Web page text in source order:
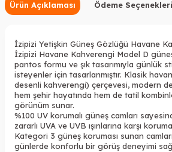
Ürün Açıklaması Ödeme Seçenekleri
İzipizi Yetişkin Güneş Gözlüğü Havane
İzipizi Havane Kahverengi Model D
pantos formu ve şık tasarımıyla günlük
isteyenler için tasarlanmıştır. Klasik
desenli kahverengi) çerçevesi, modern
hem şehir hayatında hem de tatil
görünüm sunar.
%100 UV korumalı güneş camları
zararlı UVA ve UVB ışınlarına karşı
Kategori 3 güneş koruması sunan
günlerde konforlu bir görüş deneyimi